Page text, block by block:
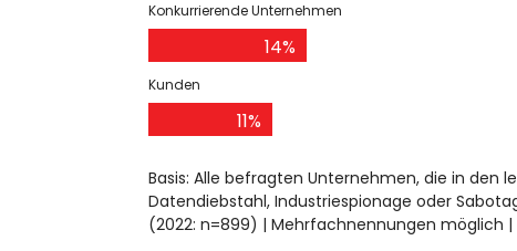
Konkurrierende Unternehmen
14%
Kunden
11%
Basis: Alle befragten Unternehmen, die in den
Datendiebstahl, Industriespionage oder
(2022: n=899) | Mehrfachnennungen möglich |